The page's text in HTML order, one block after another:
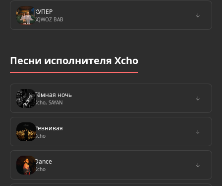
КУПЕР
SQWOZ BAB
↓
Песни исполнителя Xcho
Тёмная ночь
Xcho, SAYAN
↓
Ревнивая
Xcho
↓
Dance
Xcho
↓